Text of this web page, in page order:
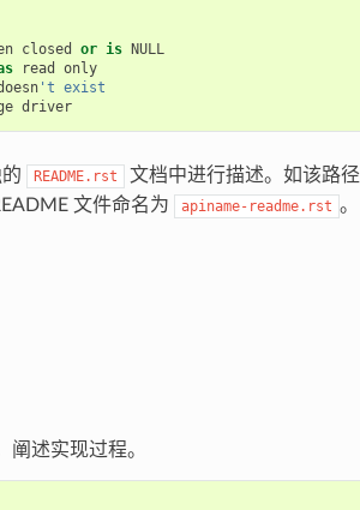
closed or is NULL
read
only
't exist
driver
README.rst
文档中进行描述。如该路径
文件命名为
apiname-readme.rst 。
阐述实现过程。